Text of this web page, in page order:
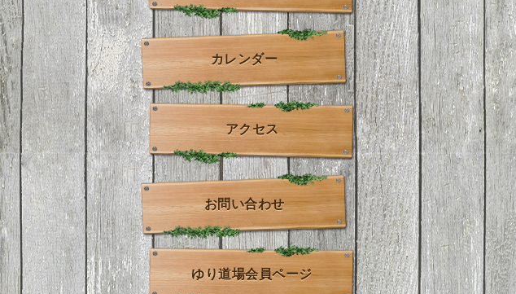
カレンダー
アクセス
お問い合わせ
ゆり道場会員ページ